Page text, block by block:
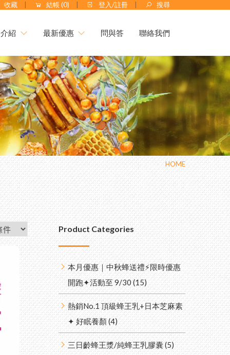
收藏 結帳 (0) 登入/註冊 搜尋
紹
惠｜中秋蜂送禮⚡限
開跑✦活動至 9/30
✦熱銷明星商品(價值
↗
折✦父親節尊享組
7折起✦頂級蜂蜜系列
盒250元起✦中秋獻禮
小✦陳釀蜂蜜醋
頂級蜂王乳+日本芝
✦ 好眠養顏
蜂王漿/純蜂王乳膠囊
葉黃素 ✦ 美國實證專利
巴西綠蜂膠 （噴劑/滴
囊/400億益生菌）
頂級蒲鹽蜂花粉
台灣頂級純蜂蜜
花冬蜜｜國際三星認證
｜國際三星認證
蜜醋
糖/冰糖茶磚 （蜂蜜菊
圓紅棗薑母茶）
杷潤喉糖/蜂膠青草硬
最新優惠
最新優惠
會員獨享
食用說明
特約專區
問與答 聯絡我們
HOME
Product Categories
本月優惠｜中秋蜂送禮⚡限時優惠
開跑✦活動至 9/30 (15)
熱銷No.1 頂級蜂王乳+日本芝麻素
✦ 好眠養顏 (4)
三日齡蜂王漿/純蜂王乳膠囊 (5)